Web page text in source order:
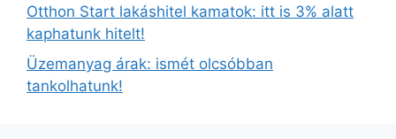
Otthon Start lakáshitel kamatok: itt is 3% alatt
kaphatunk hitelt!
Üzemanyag árak: ismét olcsóbban
tankolhatunk!